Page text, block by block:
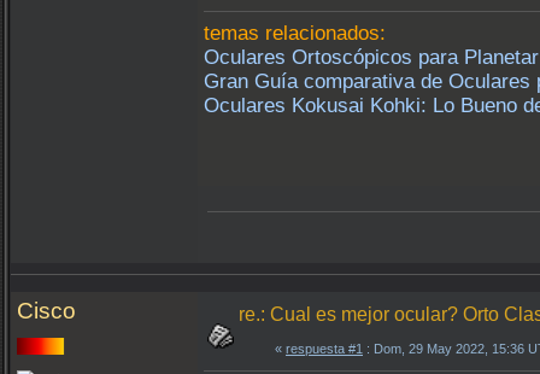
temas relacionados:
Oculares Ortoscópicos para
Gran Guía comparativa de
Oculares Kokusai Kohki: Lo Bueno
Cisco re.: Cual es mejor ocular? Orto
« respuesta #1 : Dom, 29 May 2022, 15:36